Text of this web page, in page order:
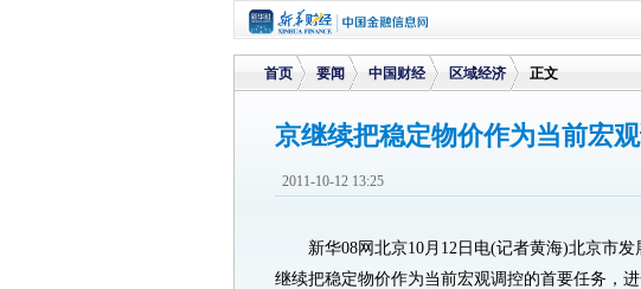
首页
>
要闻
>
中国财经 区域经济 正文
京继续把稳定物价作为当前宏
2011-10-12 13:25
新华08网北京10月12日电(记者黄海)北京市
继续把稳定物价作为当前宏观调控的首要任务，